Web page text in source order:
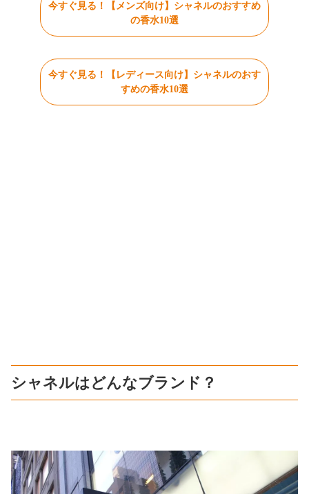
今すぐ見る！【メンズ向け】シャネルのおすすめ
の香水10選
今すぐ見る！【レディース向け】シャネルのおす
すめの香水10選
シャネルはどんなブランド？